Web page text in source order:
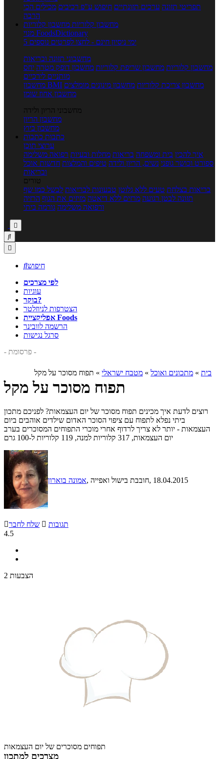
תפריטי תזונה ערכים תזונתיים חיפוש ע"פ רכיבים מכילים הכי
הרבה
מחשבון קלוריות מחשבון קלוריות
מנוי FoodsDictionary
5 ימי ניסיון חינם - לחצו לפרטים נוספים
מחשבוני תזונה ובריאות
מחשבון קלוריות מחשבון שריפת קלוריות מחשבון דופק מטרה יחס
מותניים לירכיים
מחשבון BMI
מחשבון צריכת קלוריות מחשבון מינונים מומלצים
מחשבון אחוז שומן
מחשבוני הריון ולידה
מחשבון הריון
מחשבון ביוץ
כתבות כתבות
ערוצי תוכן
איך להכין בית ומשפחה בריאות מחלות ובעיות רפואה משלימה
ספורט וכושר גופני נשים, הריון ולידה טיפים והמלצות חדשות אוכל
ובריאות
טורים
בריאות בצלחת טעים ללא גלוטן טבעונות לבריאות לבשל כמו שף
תזונה לבטן רגועה מרזים ללא דיאטה מזיזים את הגוף הרזיה
ורפואה משלימה גורמה ביתי



חיפוש
לפי מצרכים
עוגיות
בוקר?
הצטרפות לניוזלטר
אפליקציית Foods
הרשמה לוובינר
סרגל נגישות
- פרסומת -
בית » מתכונים ואוכל » מטבח ישראלי » תפוח מסוכר על מקל
תפוח מסוכר על מקל
רוצים לדעת איך מכינים תפוח מסוכר של יום העצמאות? לפניכם מתכון
ביתי נפלא לתפוח עם ציפוי הסוכר האדום שילדים אוהבים ביום
העצמאות - יותר לא צריך לרדוף אחרי מוכרי התפוחים המסוכרים בערב
יום העצמאות, 317 קלוריות למנה, 119 קלוריות ל-100 גרם
אמונה בוארון , חובבת בישול ואפייה, 18.04.2015
שלח לחבר  תגובות
4.5
2 הצבעות
תפוחים מסוכרים של יום העצמאות
מצרכים למתכון